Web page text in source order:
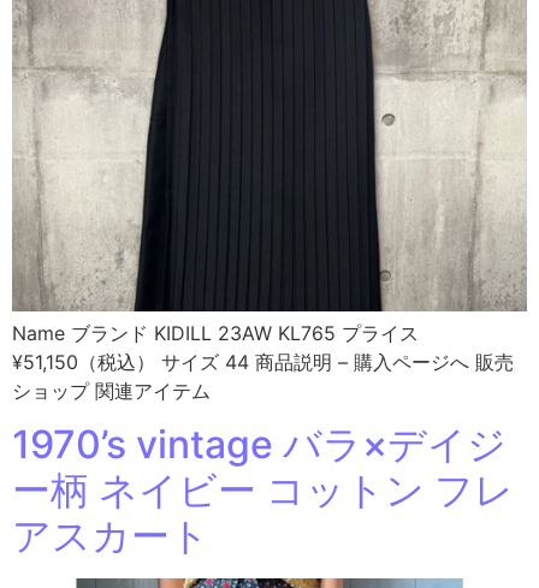
Name ブランド KIDILL 23AW KL765 プライス
¥51,150（税込） サイズ 44 商品説明 – 購入ページへ 販売
ショップ 関連アイテム
1970’s vintage バラ×デイジ
ー柄 ネイビー コットン フレ
アスカート